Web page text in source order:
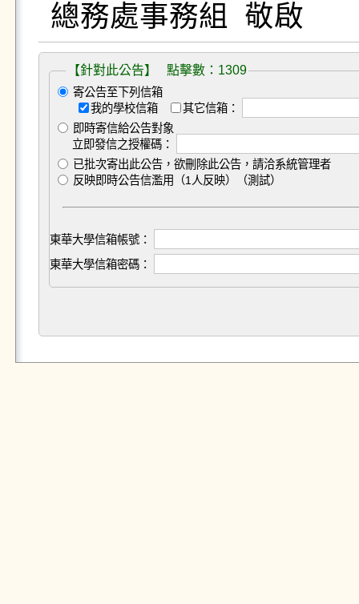
【針對此公告】 點擊數：1309
寄公告至下列信箱
我的學校信箱
其它信箱：
即時寄信給公告對象
立即發信之授權碼：
已批次寄出此公告，欲刪除此公告，請洽系統管理者
反映即時公告信濫用（1人反映）（測試）
東華大學信箱帳號：
東華大學信箱密碼：